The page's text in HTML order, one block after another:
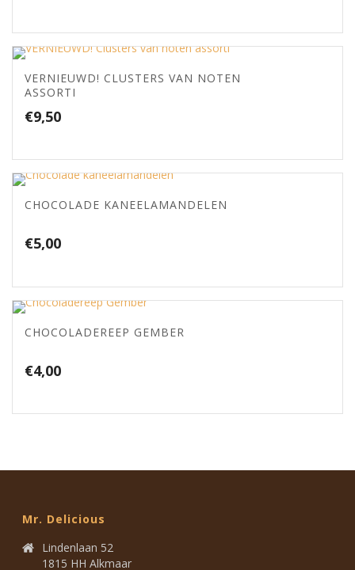
VERNIEUWD! CLUSTERS VAN NOTEN
ASSORTI
€9,50
CHOCOLADE KANEELAMANDELEN
€5,00
CHOCOLADEREEP GEMBER
€4,00
Mr. Delicious
Lindenlaan 52
1815 HH Alkmaar